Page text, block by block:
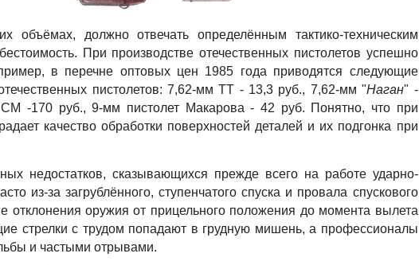
объёмах, должно отвечать определённым тактико-техническим
При производстве отечественных пистолетов успешно
в перечне оптовых цен 1985 года приводятся следующие
пистолетов: 7,62-мм ТТ - 13,3 руб., 7,62-мм "Наган" -
-170 руб., 9-мм пистолет Макарова - 42 руб. Понятно, что при
качество обработки поверхностей деталей и их подгонка при
недостатков, сказывающихся прежде всего на работе ударно-
из-за загрублённого, ступенчатого спуска и провала спускового
отклонения оружия от прицельного положения до момента вылета
стрелки с трудом попадают в грудную мишень, а профессионалы
и частыми отрывами.